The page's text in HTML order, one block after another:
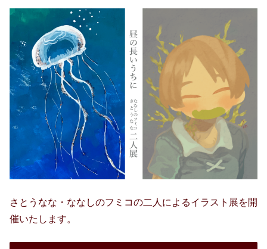
さとうなな・ななしのフミコの二人によるイラスト展を開
催いたします。